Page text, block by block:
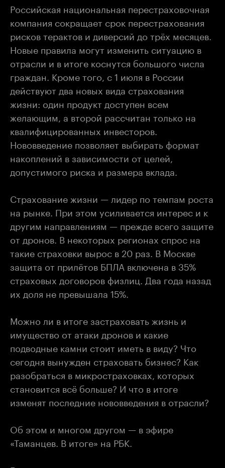
Российская национальная перестраховочная
компания сокращает срок перестрахования
рисков терактов и диверсий до трёх месяцев.
Новые правила могут изменить ситуацию в
отрасли и в итоге коснутся большого числа
граждан. Кроме того, с 1 июля в России
действуют два новых вида страхования
жизни: один продукт доступен всем
желающим, а второй рассчитан только на
квалифицированных инвесторов.
Нововведение позволяет выбирать формат
накоплений в зависимости от целей,
допустимого риска и размера вклада.
Страхование жизни — лидер по темпам роста
на рынке. При этом усиливается интерес и к
другим направлениям — прежде всего защите
от дронов. В некоторых регионах спрос на
такие страховки вырос в 20 раз. В Москве
защита от прилётов БПЛА включена в 35%
страховых договоров физлиц. Два года назад
их доля не превышала 15%.
Можно ли в итоге застраховать жизнь и
имущество от атаки дронов и какие
подводные камни стоит иметь в виду? Что
сегодня вынужден страховать бизнес? Как
разобраться в микростраховках, которых
становится всё больше? И что в итоге
изменят последние нововведения в отрасли?
Об этом и многом другом — в эфире
«Таманцев. В итоге» на РБК.